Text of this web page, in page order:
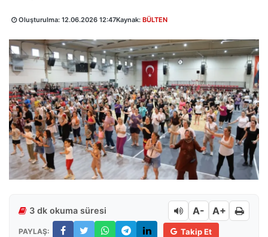
Oluşturulma: 12.06.2026 12:47Kaynak: BÜLTEN
3 dk okuma süresi A- A+
PAYLAŞ: Takip Et